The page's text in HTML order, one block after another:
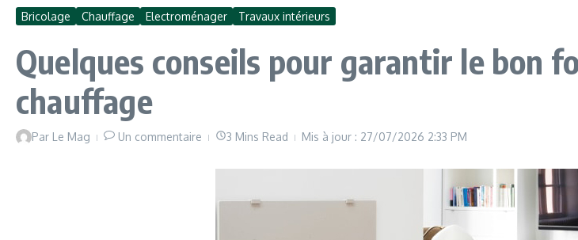
Bricolage Chauffage Electroménager Travaux intérieurs
Quelques conseils pour garantir le bon
chauffage
Par Le Mag Un commentaire 3 Mins Read Mis à jour : 27/07/2026 2:33 PM